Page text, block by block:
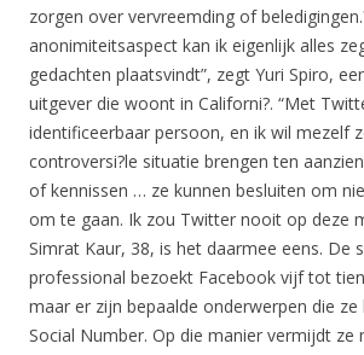
zorgen over vervreemding of
anonimiteitsaspect kan ik eigenlijk alles
gedachten plaatsvindt”, zegt Yuri Spiro,
uitgever die woont in Californi?. “Met
identificeerbaar persoon, en ik wil mezelf
controversi?le situatie brengen ten
of kennissen … ze kunnen besluiten om
om te gaan. Ik zou Twitter nooit op deze
Simrat Kaur, 38, is het daarmee eens. De
professional bezoekt Facebook vijf tot
maar er zijn bepaalde onderwerpen die
Social Number. Op die manier vermijdt ze